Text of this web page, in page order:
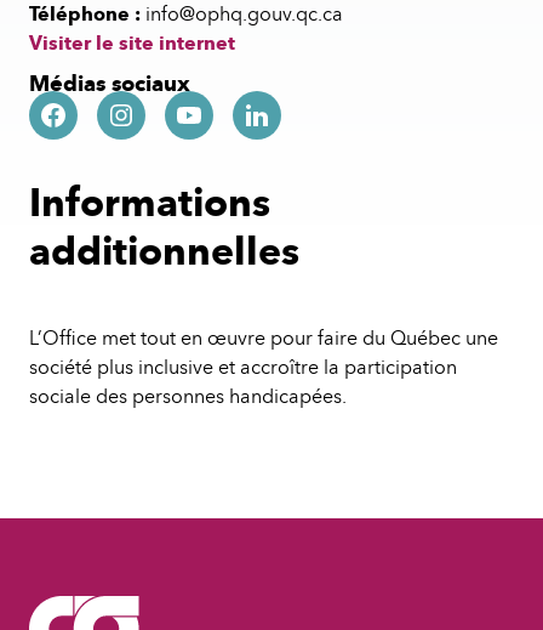
Téléphone : info@ophq.gouv.qc.ca
Visiter le site internet
Médias sociaux
Informations
additionnelles
L’Office met tout en œuvre pour faire du Québec une
société plus inclusive et accroître la participation
sociale des personnes handicapées.